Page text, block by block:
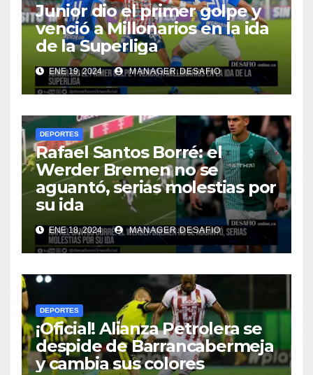
Junior dio el primer golpe y
venció a Millonarios en la ida
de la Superliga
ENE 19, 2024 MANAGER.DESAFIO
DEPORTES
Rafael Santos Borré: el
Werder Bremen no se
aguantó, serias molestias por
su ida
ENE 18, 2024 MANAGER.DESAFIO
DEPORTES
¡Oficial! Alianza Petrolera se
despide de Barrancabermeja
y cambia sus colores